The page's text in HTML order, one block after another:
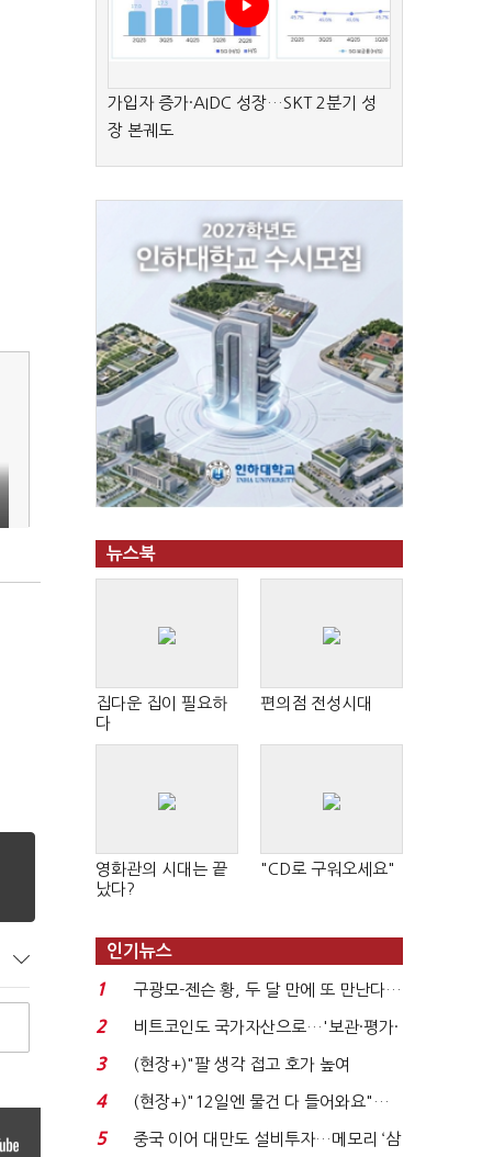
가입자 증가·AIDC 성장…SKT 2분기 성
장 본궤도
뉴스북
집다운 집이 필요하
다
편의점 전성시대
영화관의 시대는 끝
났다?
"CD로 구워오세요"
인기뉴스
1
구광모-젠슨 황, 두 달 만에 또 만난다…
로봇·AI 등 논...
2
비트코인도 국가자산으로…'보관·평가·
처분' 기준은 ...
3
(현장+)"팔 생각 접고 호가 높여
요"…'덜 똘똘한 한 채' 20...
4
(현장+)"12일엔 물건 다 들어와요"…
빈 매대 채우며 문 연 ...
5
중국 이어 대만도 설비투자…메모리 ‘삼